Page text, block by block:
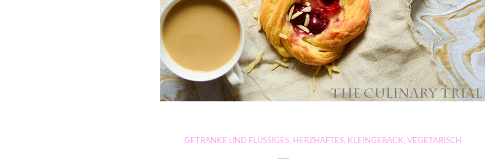
GETRÄNKE UND FLÜSSIGES, HERZHAFTES, KLEINGEBÄCK, VEGETARISCH